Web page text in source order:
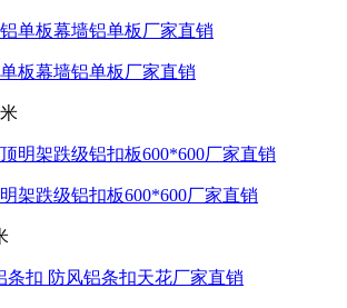
板幕墙铝单板厂家直销
架跌级铝扣板600*600厂家直销